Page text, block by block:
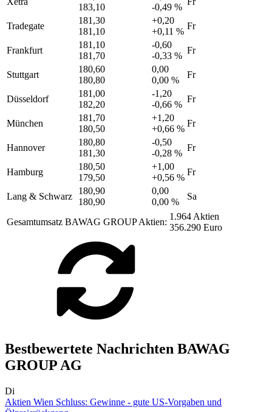
183,10
-0,49 %
Tradegate
181,30
181,10
+0,20
+0,11 %
Fr
Frankfurt
181,10
181,70
-0,60
-0,33 %
Fr
Stuttgart
180,60
180,80
0,00
0,00 %
Fr
Düsseldorf
181,00
182,20
-1,20
-0,66 %
Fr
München
181,70
180,50
+1,20
+0,66 %
Fr
Hannover
180,80
181,30
-0,50
-0,28 %
Fr
Hamburg
180,50
179,50
+1,00
+0,56 %
Fr
Lang & Schwarz
180,90
180,90
0,00
0,00 %
Sa
Gesamtumsatz BAWAG GROUP Aktien:
1.964 Aktien
356.290 Euro
Bestbewertete Nachrichten BAWAG
GROUP AG
Di
Aktien Wien Schluss: Gewinne - gute US-Vorgaben und